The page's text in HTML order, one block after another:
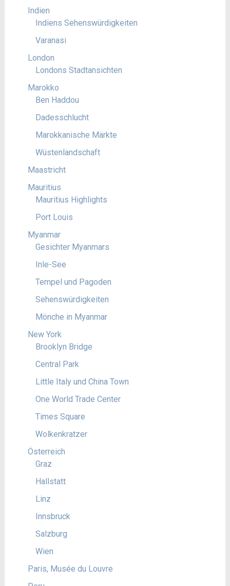
Indien
Indiens Sehenswürdigkeiten
Varanasi
London
Londons Stadtansichten
Marokko
Ben Haddou
Dadesschlucht
Marokkanische Märkte
Wüstenlandschaft
Maastricht
Mauritius
Mauritius Highlights
Port Louis
Myanmar
Gesichter Myanmars
Inle-See
Tempel und Pagoden
Sehenswürdigkeiten
Mönche in Myanmar
New York
Brooklyn Bridge
Central Park
Little Italy und China Town
One World Trade Center
Times Square
Wolkenkratzer
Österreich
Graz
Hallstatt
Linz
Innsbruck
Salzburg
Wien
Paris, Musée du Louvre